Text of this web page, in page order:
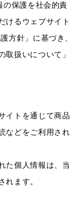
の保護を社会的責
けるウェブサイト
方針」に基づき、
取扱いについて」
イトを通じて商品
などをご利用され
た個人情報は、当
れます。